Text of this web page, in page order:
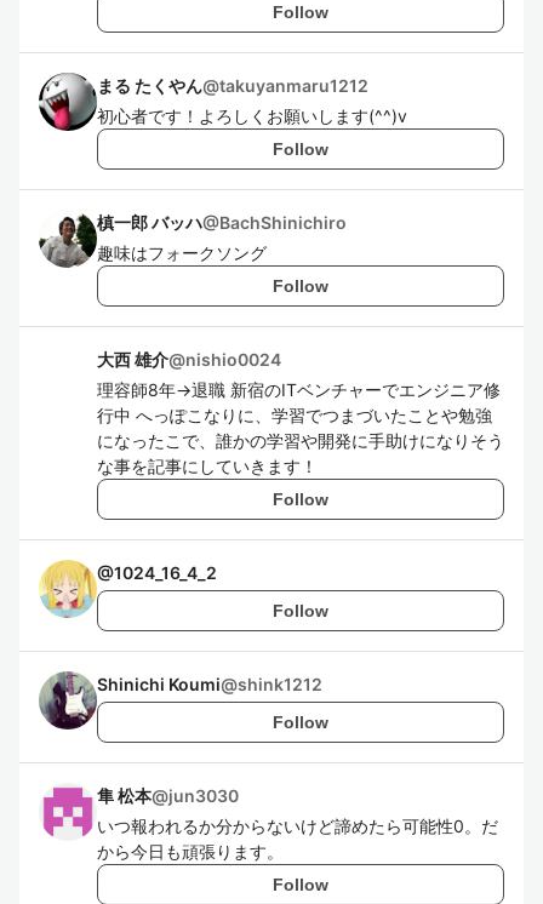
Follow
まる たくやん@takuyanmaru1212
初心者です！よろしくお願いします(^^)v
Follow
槙一郎 バッハ@BachShinichiro
趣味はフォークソング
Follow
大西 雄介@nishio0024
理容師8年→退職 新宿のITベンチャーでエンジニア修
行中 へっぽこなりに、学習でつまづいたことや勉強
になったこで、誰かの学習や開発に手助けになりそう
な事を記事にしていきます！
Follow
@1024_16_4_2
Follow
Shinichi Koumi@shink1212
Follow
隼 松本@jun3030
いつ報われるか分からないけど諦めたら可能性0。だ
から今日も頑張ります。
Follow